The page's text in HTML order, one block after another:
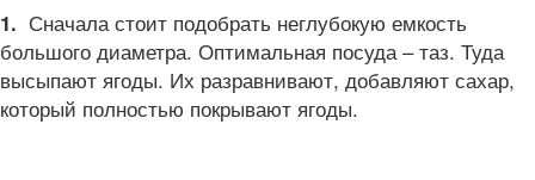
1. Сначала стоит подобрать неглубокую емкость
большого диаметра. Оптимальная посуда – таз. Туда
высыпают ягоды. Их разравнивают, добавляют сахар,
который полностью покрывают ягоды.